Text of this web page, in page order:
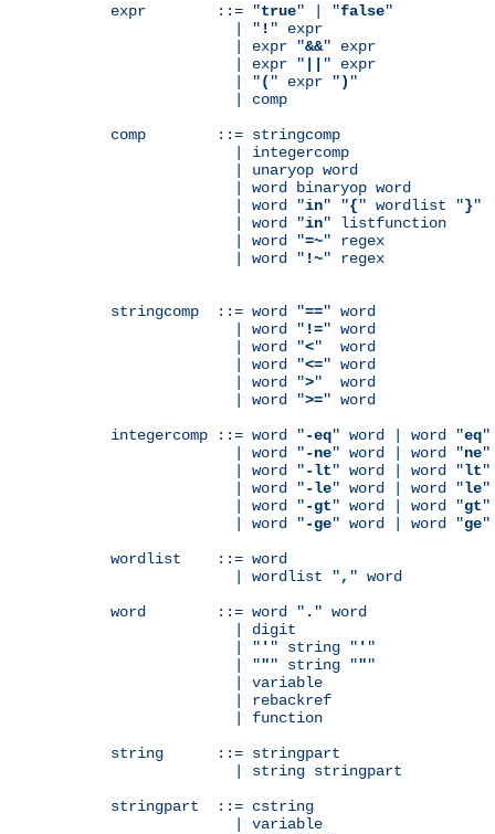
expr        ::= "true" | "false"
              | "
! " expr
              | expr "
&&" expr
              | expr "
" expr
              | "
( " expr ") "
              | comp
comp        ::= stringcomp
              | integercomp
              | unaryop word
              | word binaryop word
              | word "
in" "{" wordlist "}"
              | word "
in" listfunction
              | word "
=~" regex
              | word "
!~" regex
stringcomp  ::= word "==" word
              | word "
!=" word
              | word "
<"  word
              | word "
<=" word
              | word "
>"  word
              | word "
>=" word
integercomp ::= word "-eq" word | word "eq"
              | word "
-ne" word | word "ne"
              | word "
-lt" word | word "lt"
              | word "
-le" word | word "le"
              | word "
-gt" word | word "gt"
              | word "
-ge" word | word "ge"
wordlist    ::= word
              | wordlist "
, " word
word        ::= word " . " word
              | digit
              | "
' " string " ' "
              | "
"" string """
              | variable
              | function
string      ::= stringpart
              | string stringpart
stringpart  ::= cstring
              | variable